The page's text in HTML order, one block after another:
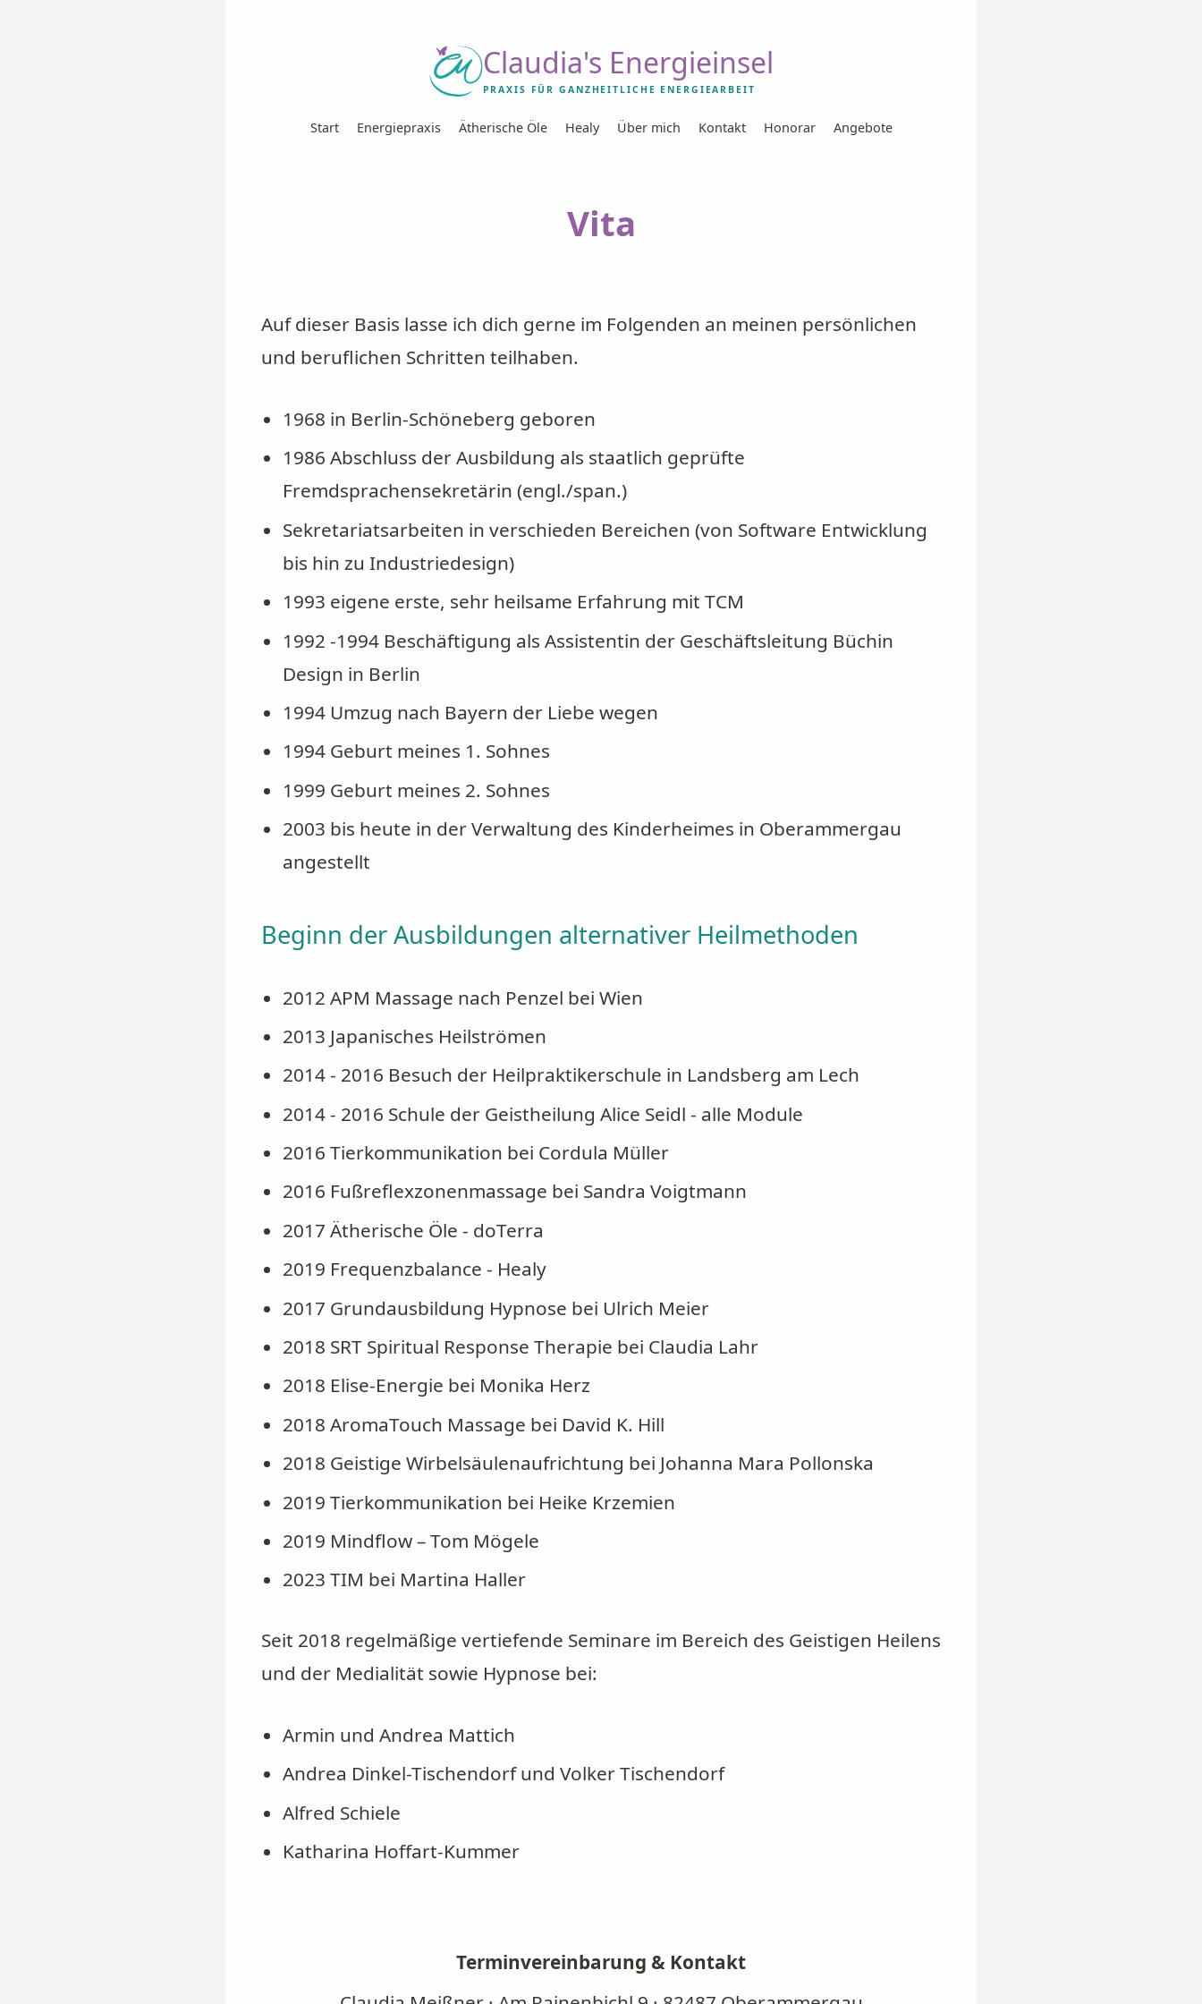
Claudia's Energieinsel
PRAXIS FÜR GANZHEITLICHE ENERGIEARBEIT
Start Energiepraxis Ätherische Öle Healy Über mich Kontakt Honorar Angebote
Vita
Auf dieser Basis lasse ich dich gerne im Folgenden an meinen persönlichen
und beruflichen Schritten teilhaben.
1968 in Berlin-Schöneberg geboren
1986 Abschluss der Ausbildung als staatlich geprüfte
Fremdsprachensekretärin (engl./span.)
Sekretariatsarbeiten in verschieden Bereichen (von Software Entwicklung
bis hin zu Industriedesign)
1993 eigene erste, sehr heilsame Erfahrung mit TCM
1992 -1994 Beschäftigung als Assistentin der Geschäftsleitung Büchin
Design in Berlin
1994 Umzug nach Bayern der Liebe wegen
1994 Geburt meines 1. Sohnes
1999 Geburt meines 2. Sohnes
2003 bis heute in der Verwaltung des Kinderheimes in Oberammergau
angestellt
Beginn der Ausbildungen alternativer Heilmethoden
2012 APM Massage nach Penzel bei Wien
2013 Japanisches Heilströmen
2014 - 2016 Besuch der Heilpraktikerschule in Landsberg am Lech
2014 - 2016 Schule der Geistheilung Alice Seidl - alle Module
2016 Tierkommunikation bei Cordula Müller
2016 Fußreflexzonenmassage bei Sandra Voigtmann
2017 Ätherische Öle - doTerra
2019 Frequenzbalance - Healy
2017 Grundausbildung Hypnose bei Ulrich Meier
2018 SRT Spiritual Response Therapie bei Claudia Lahr
2018 Elise-Energie bei Monika Herz
2018 AromaTouch Massage bei David K. Hill
2018 Geistige Wirbelsäulenaufrichtung bei Johanna Mara Pollonska
2019 Tierkommunikation bei Heike Krzemien
2019 Mindflow – Tom Mögele
2023 TIM bei Martina Haller
Seit 2018 regelmäßige vertiefende Seminare im Bereich des Geistigen Heilens
und der Medialität sowie Hypnose bei:
Armin und Andrea Mattich
Andrea Dinkel-Tischendorf und Volker Tischendorf
Alfred Schiele
Katharina Hoffart-Kummer
Terminvereinbarung & Kontakt